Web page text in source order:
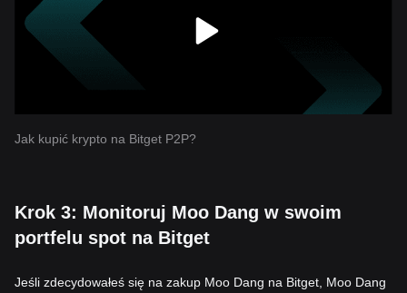
Jak kupić krypto na Bitget P2P?
Krok 3: Monitoruj Moo Dang w swoim
portfelu spot na Bitget
Jeśli zdecydowałeś się na zakup Moo Dang na Bitget, Moo Dang